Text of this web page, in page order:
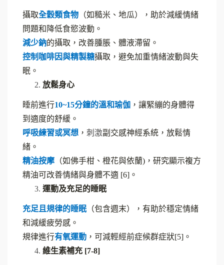
攝取全穀類食物 （如糙米、地瓜），助於減緩情緒
問題和降低食慾波動。
減少鈉的攝取，改善腫脹、體液滯留。
控制咖啡因與精製糖攝取，避免加重情緒波動與失
眠。
放鬆身心
睡前進行10~15分鐘的溫和瑜伽 ，讓緊繃的身體得
到適度的舒緩。
呼吸練習或冥想 ， 刺激副交感神經系統，放鬆情
緒。
精油按摩 （如佛手柑、橙花與依蘭)，研究顯示複方
精油可改善情緒與身體不適 [6]。
運動及充足的睡眠
充足且規律的睡眠（包含週末），有助於穩定情緒
和減緩疲勞感。
規律進行有氧運動 ，可減輕經前症候群症狀[5]。
維生素補充 [7-8]